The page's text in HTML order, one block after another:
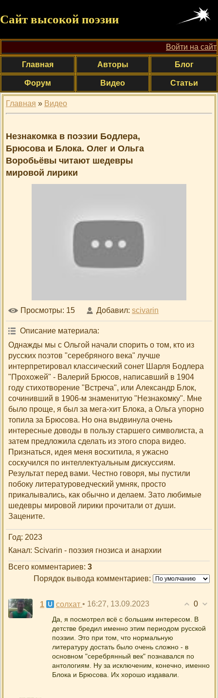
Сайт высокой поэзии
Войти на сайт
Главная Авторы Блог
Форум Видео Статьи
Главная » Видео
Незнакомка в поэзии Бодлера,
Брюсова и Блока. Олег и Ольга
Воробьёвы читают шедевры
мировой лирики
Просмотры: 15 Добавил: scivarin
Описание материала:
Однажды мы с Ольгой начали спорить о том, кто из
русских поэтов "серебряного века" лучше
интерпретировал классический сонет Шарля Бодлера
"Прохожей" - Валерий Брюсов, написавший в 1904
году стихотворение "Встреча", или Александр Блок,
сочинивший в 1906-м знаменитую "Незнакомку". Мне
было проще, я был за мега-хит Блока, а Ольга упорно
топила за Брюсова. Но она выдвинула очень
интересные доводы в пользу старшего символиста, а
затем предложила сделать из этого спора видео.
Признаться, идея меня восхитила, я ужасно
соскучился по интеллектуальным дискуссиям.
Результат перед вами. Честно говоря, мы пустили
побоку литературоведческий умняк, просто
прикалывались, как обычно и делаем. Зато любимые
шедевры мировой лирики прочитали от души.
Зацените.
Год: 2023
Канал: Scivarin - поэзия гнозиса и анархии
Всего комментариев: 3
Порядок вывода комментариев:
0
1 солхат • 16:27, 13.09.2023
Да, я посмотрел всё с большим интересом. В
детстве бредил именно этим периодом русской
поэзии. Это при том, что нормальную
литературу достать было очень сложно - в
основном "серебрянный век" познавался по
антологиям. Ну за исключеним, конечно, именно
Блока и Брюсова. Их хорошо издавали.